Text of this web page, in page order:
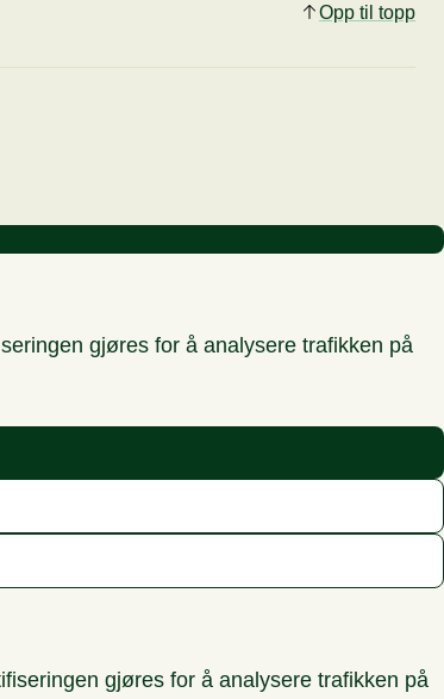
Opp til topp
gjøres for å analysere trafikken på
gjøres for å analysere trafikken på